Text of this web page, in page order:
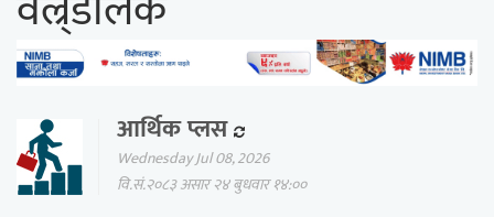
आर्थिक प्लस
Wednesday Jul 08, 2026
वि.सं.२०८३ असार २४ बुधवार १४:००